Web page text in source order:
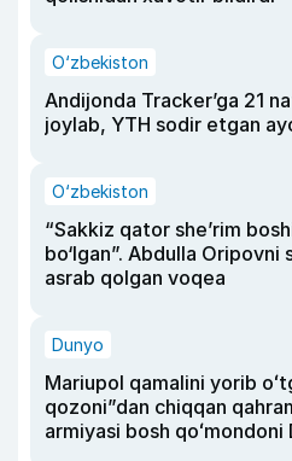
O‘zbekiston
Andijonda Tracker’ga 21
joylab, YTH sodir etgan
O‘zbekiston
“Sakkiz qator she’rim
bo‘lgan”. Abdulla
asrab qolgan voqea
Dunyo
Mariupol qamalini yorib
qozoni”dan chiqqan
armiyasi bosh